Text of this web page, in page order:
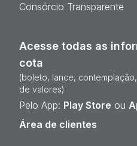
Consórcio Transparente
Acesse todas as
cota
(boleto, lance,
de valores)
Pelo App: Play Store ou
Área de clientes